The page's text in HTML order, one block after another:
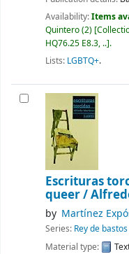
Availability:Items
Quintero(2)
HQ76.25 E8.3, .. .
Lists: LGBTQ+.
Escrituras
queer /
by Martínez
Series: Rey de bastos
Material type: